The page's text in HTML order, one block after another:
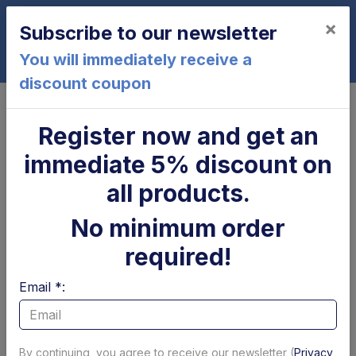
0
Molle a gas Dautel
Subscribe to our newsletter
You will immediately receive a
discount coupon
×
Register now and get an
immediate 5% discount on
all products.
No minimum order
required!
Email *:
By continuing, you agree to receive our newsletter (Privacy